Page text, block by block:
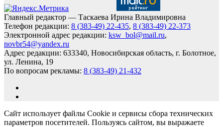
Главный редактор — Таскаева Ирина Владимировна
Телефон редакции: 8 (383-49) 22-435, 8 (383-49) 22-373
Электронной адрес редакции: ksw_bol@mail.ru,
novbr54@yandex.ru
Адрес редакции: 633340, Новосибирская область, г. Болотное,
ул. Ленина, 19
По вопросам рекламы: 8 (383-49) 21-432
Сайт использует файлы Cookie и сервисы сбора технических
параметров посетителей. Пользуясь сайтом, вы выражаете